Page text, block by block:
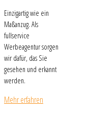
Einzigartig wie ein
Maßanzug. Als
fullservice
Werbeagentur sorgen
wir dafür, das Sie
gesehen und erkannt
werden.
Mehr erfahren